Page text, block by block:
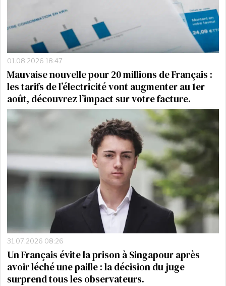
01.08.2026 18:47
Mauvaise nouvelle pour 20 millions de Français :
les tarifs de l’électricité vont augmenter au 1er
août, découvrez l’impact sur votre facture.
31.07.2026 08:26
Un Français évite la prison à Singapour après
avoir léché une paille : la décision du juge
surprend tous les observateurs.